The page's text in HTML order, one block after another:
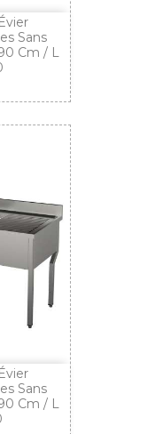
Sans
Cm / L
Sans
Cm / L